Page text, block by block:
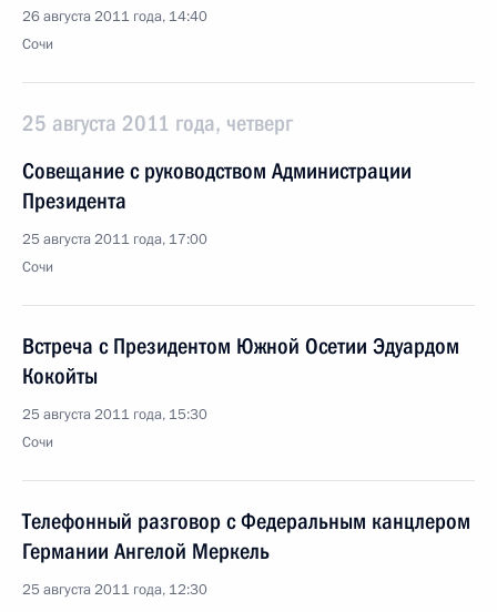
26 августа 2011 года, 14:40
Сочи
25 августа 2011 года, четверг
Совещание с руководством Администрации
Президента
25 августа 2011 года, 17:00
Сочи
Встреча с Президентом Южной Осетии Эдуардом
Кокойты
25 августа 2011 года, 15:30
Сочи
Телефонный разговор c Федеральным канцлером
Германии Ангелой Меркель
25 августа 2011 года, 12:30